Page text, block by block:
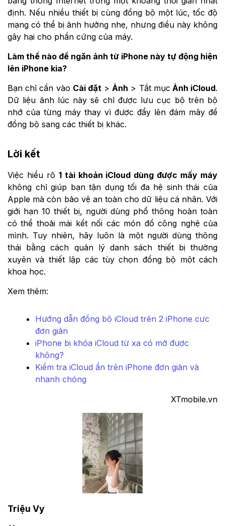
định. Nếu nhiều thiết bị cùng đồng bộ một lúc, tốc độ
mạng có thể bị ảnh hưởng nhẹ, nhưng điều này không
gây hại cho phần cứng của máy.
Làm thế nào để ngăn ảnh từ iPhone này tự động hiện
lên iPhone kia?
Bạn chỉ cần vào Cài đặt>Ảnh > Tắt mục Ảnh iCloud.
Dữ liệu ảnh lúc này sẽ chỉ được lưu cục bộ trên bộ
nhớ của từng máy thay vì được đẩy lên đám mây để
đồng bộ sang các thiết bị khác.
Lời kết
Việc hiểu rõ 1 tài khoản iCloud dùng được mấy máy
không chỉ giúp bạn tận dụng tối đa hệ sinh thái của
Apple mà còn bảo vệ an toàn cho dữ liệu cá nhân. Với
giới hạn 10 thiết bị, người dùng phổ thông hoàn toàn
có thể thoải mái kết nối các món đồ công nghệ của
mình. Tuy nhiên, hãy luôn là một người dùng thông
thái bằng cách quản lý danh sách thiết bị thường
xuyên và thiết lập các tùy chọn đồng bộ một cách
khoa học.
Xem thêm:
Hướng dẫn đồng bộ iCloud trên 2 iPhone cực
đơn giản
iPhone bị khóa iCloud từ xa có mở được
không?
Kiểm tra iCloud ẩn trên iPhone đơn giản và
nhanh chóng
XTmobile.vn
Triệu Vy